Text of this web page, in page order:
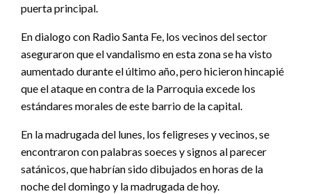
puerta principal.
En dialogo con Radio Santa Fe, los vecinos del sector
aseguraron que el vandalismo en esta zona se ha visto
aumentado durante el último año, pero hicieron hincapié
que el ataque en contra de la Parroquia excede los
estándares morales de este barrio de la capital.
En la madrugada del lunes, los feligreses y vecinos, se
encontraron con palabras soeces y signos al parecer
satánicos, que habrían sido dibujados en horas de la
noche del domingo y la madrugada de hoy.